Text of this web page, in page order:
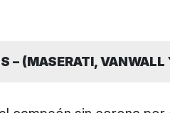
– (MASERATI,